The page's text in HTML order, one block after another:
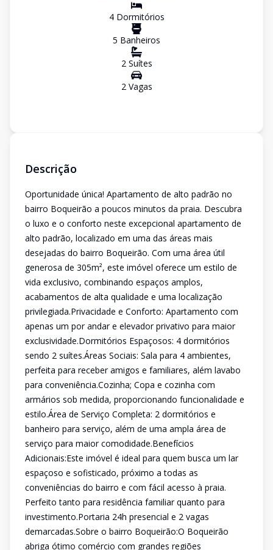
4Dormitórios
5 Banheiros
2Suítes
2Vagas
Descrição
Oportunidade única! Apartamento de alto padrão no
bairro Boqueirão a poucos minutos da praia. Descubra
o luxo e o conforto neste excepcional apartamento de
alto padrão, localizado em uma das áreas mais
desejadas do bairro Boqueirão. Com uma área útil
generosa de 305m², este imóvel oferece um estilo de
vida exclusivo, combinando espaços amplos,
acabamentos de alta qualidade e uma localização
privilegiada.Privacidade e Conforto: Apartamento com
apenas um por andar e elevador privativo para maior
exclusividade.Dormitórios Espaçosos: 4 dormitórios
sendo 2 suítes.Áreas Sociais: Sala para 4 ambientes,
perfeita para receber amigos e familiares, além lavabo
para conveniência.Cozinha; Copa e cozinha com
armários sob medida, proporcionando funcionalidade e
estilo.Área de Serviço Completa: 2 dormitórios e
banheiro para serviço, além de uma ampla área de
serviço para maior comodidade.Benefícios
Adicionais:Este imóvel é ideal para quem busca um lar
espaçoso e sofisticado, próximo a todas as
conveniências do bairro e com fácil acesso à praia.
Perfeito tanto para residência familiar quanto para
investimento.Portaria 24h presencial e 2 vagas
demarcadas.Sobre o bairro Boqueirão:O Boqueirão
abriga ótimo comércio com grandes regiões